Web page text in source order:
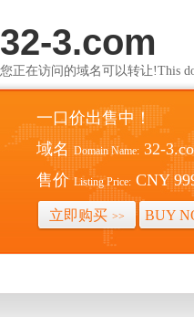
32-3.com
您正在访问的域名可以转让!This
一口价出售中！
域名 Domain Name: 32-
售价 Listing Price: CNY
立即购买 >> BUY